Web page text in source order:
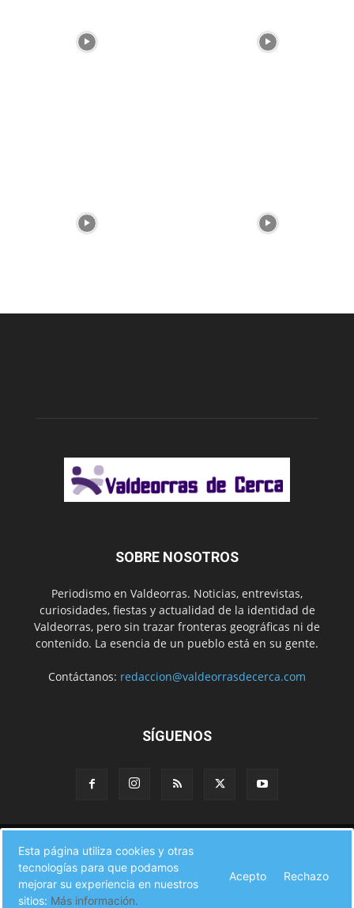
SOBRE NOSOTROS
Periodismo en Valdeorras. Noticias, entrevistas,
curiosidades, fiestas y actualidad de la identidad de
Valdeorras, pero sin trazar fronteras geográficas ni de
contenido. La esencia de un pueblo está en su gente.
Contáctanos: redaccion@valdeorrasdecerca.com
SÍGUENOS
A pie de calle
Fiestas Eventos Cultura
CAMINO DE INVIERNO
Agenda Comercial Sucesos Contacto
© Valdeorras de Cerca 2017
Esta página utiliza cookies y otras
tecnologías para que podamos
mejorar su experiencia en nuestros
sitios: Más información.
Acepto Rechazo